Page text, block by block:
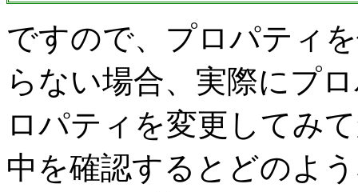
ですので、プロパティ
らない場合、実際にプ
ロパティを変更してみ
中を確認するとどのよ